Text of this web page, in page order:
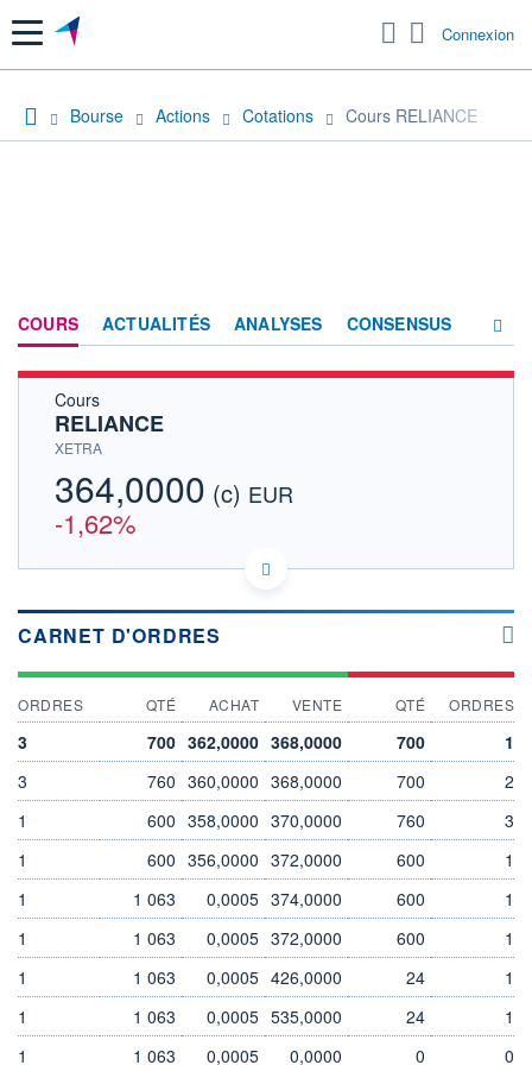
Menu Connexion
Bourse Actions Cotations Cours RELIANCE
COURS ACTUALITÉS ANALYSES CONSENSUS
ACTIONNAIRES
Cours
RELIANCE
XETRA
364,0000 (c) EUR
-1,62%
US7595091023 RS6
Cotation sur les autres places
11h54 14h44
370
OUVERTURE
366,0000
CLÔTURE VEILLE
370,0000
+ HAUT
366,0000
+ BAS
364,0000
1
CAPITAL ÉCHANGÉ
0,00%
VALORISATION
18 584 MEUR
DERNIER ÉCHANGE
07.08.26 / 17:35:33
CARNET D'ORDRES
ORDRES QTÉ ACHAT VENTE QTÉ ORDRES
3 700 362,0000 368,0000 700
1
3
760 360,0000 368,0000 700
2
1
600 358,0000 370,0000 760
3
1
600 356,0000 372,0000 600
1
1
1 063 0,0005 374,0000 600
1
1
1 063 0,0005 372,0000 600
1
1
1 063 0,0005 426,0000 24
1
1
1 063 0,0005 535,0000 24
1
1
1 063 0,0005 0,0000 0
0